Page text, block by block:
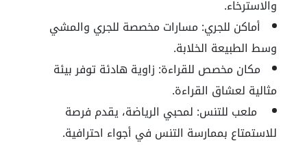
والاسترخاء.
أماكن للجري: مسارات مخصصة للجري والمشي
وسط الطبيعة الخلابة.
مكان مخصص للقراءة: زاوية هادئة توفر بيئة
مثالية لعشاق القراءة.
ملعب للتنس: لمحبي الرياضة، يقدم فرصة
للاستمتاع بممارسة التنس في أجواء احترافية.